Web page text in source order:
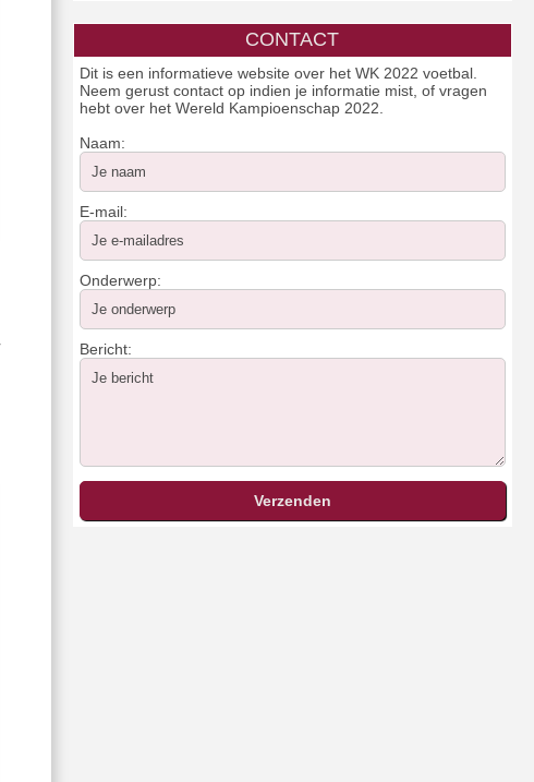
CONTACT
Dit is een informatieve website over het WK 2022 voetbal.
Neem gerust contact op indien je informatie mist, of vragen
hebt over het Wereld Kampioenschap 2022.
Naam:
E-mail:
Onderwerp:
Bericht: